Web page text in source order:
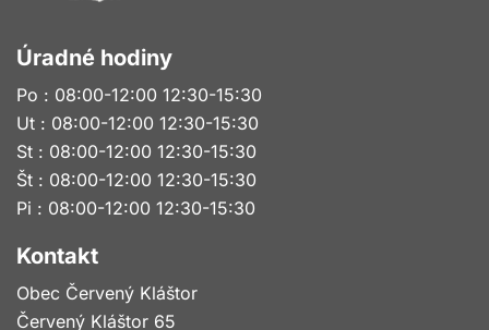
Úradné hodiny
Po : 08:00-12:00 12:30-15:30
Ut : 08:00-12:00 12:30-15:30
St : 08:00-12:00 12:30-15:30
Št : 08:00-12:00 12:30-15:30
Pi : 08:00-12:00 12:30-15:30
Kontakt
Obec Červený Kláštor
Červený Kláštor 65